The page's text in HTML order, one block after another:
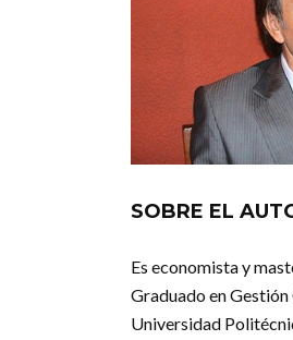
SOBRE EL
Es economista y
Graduado en
Universidad